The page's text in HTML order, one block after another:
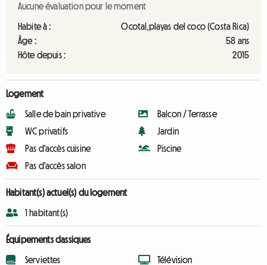
Aucune évaluation pour le moment
Habite à :
Ocotal,playas del coco (Costa Rica)
Âge :
58 ans
Hôte depuis :
2015
Logement
Salle de bain privative
WC privatifs
Pas d'accès cuisine
Pas d'accès salon
Balcon / Terrasse
Jardin
Piscine
Habitant(s) actuel(s) du logement
1 habitant(s)
Équipements classiques
Serviettes
Télévision